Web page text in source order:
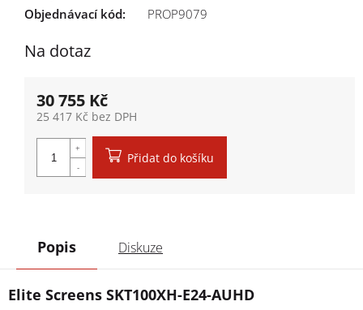
Na dotaz
Objednávací kód:
PROP9079
30 755 Kč
25 417 Kč bez DPH
Přidat do košíku
Popis Diskuze
Elite Screens SKT100XH-E24-AUHD